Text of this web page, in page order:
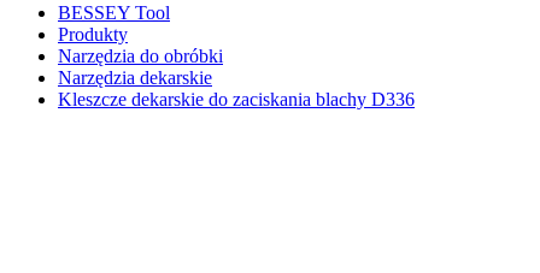
BESSEY Tool
Produkty
Narzędzia do obróbki
Narzędzia dekarskie
Kleszcze dekarskie do zaciskania blachy D336